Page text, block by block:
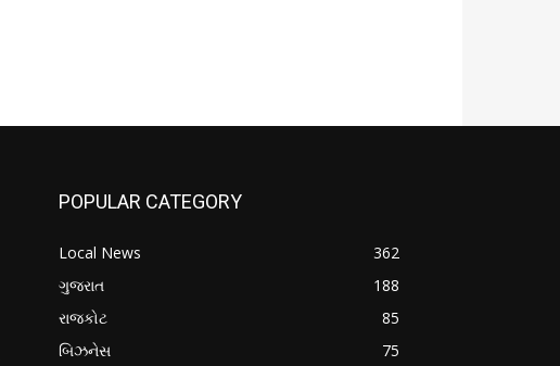
POPULAR CATEGORY
Local News
362
ગુજરાત
188
રાજકોટ
85
બિઝનેસ
75